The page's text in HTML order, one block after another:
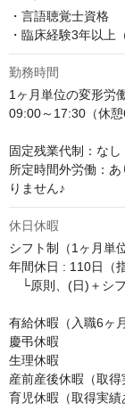
・言語聴覚士資格
・臨床経験3年以上
勤務時間
1ヶ月単位の変形労
09:00～17:30（休憩
固定残業代制：なし
所定時間外労働：
りません♪
休日休暇
シフト制（1ヶ月単
年間休日 : 110日（
└原則、(日)＋シ
有給休暇（入職6ヶ
慶弔休暇
生理休暇
産前産後休暇（取得
育児休暇（取得実績